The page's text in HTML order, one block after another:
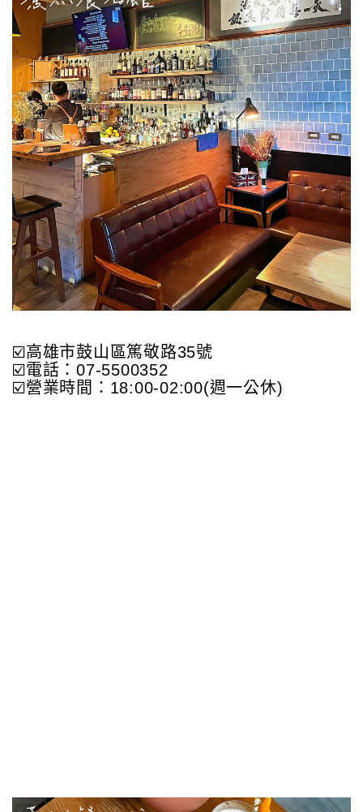
☑️高雄市鼓山區篤敬路35號
☑️電話：07-5500352
☑️營業時間：18:00-02:00(週一公休)